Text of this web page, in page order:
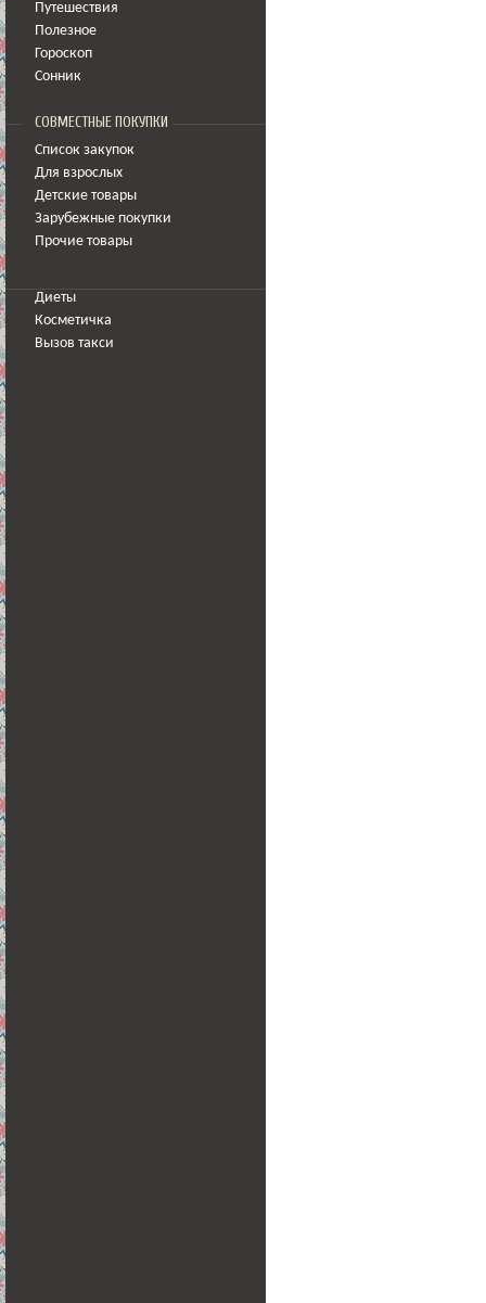
Путешествия
Полезное
Гороскоп
Сонник
СОВМЕСТНЫЕ ПОКУПКИ
Список закупок
Для взрослых
Детские товары
Зарубежные покупки
Прочие товары
Диеты
Косметичка
Вызов такси